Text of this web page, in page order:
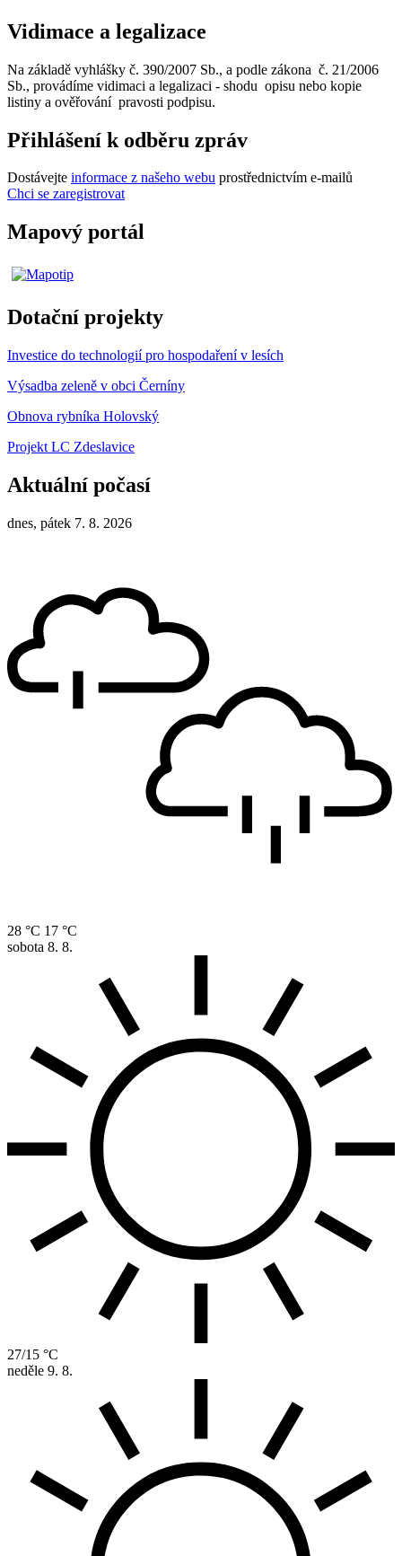
Vidimace a legalizace
Na základě vyhlášky č. 390/2007 Sb., a podle zákona č. 21/2006
Sb., provádíme vidimaci a legalizaci - shodu opisu nebo kopie
listiny a ověřování pravosti podpisu.
Přihlášení k odběru zpráv
Dostávejte informace z našeho webu prostřednictvím e-mailů
Chci se zaregistrovat
Mapový portál
Dotační projekty
Investice do technologií pro hospodaření v lesích
Výsadba zeleně v obci Černíny
Obnova rybníka Holovský
Projekt LC Zdeslavice
Aktuální počasí
dnes, pátek 7. 8. 2026
28 °C 17 °C
sobota 8. 8.
27/15 °C
neděle 9. 8.